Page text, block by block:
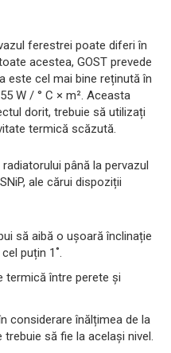
ferestrei poate diferi în
acestea, GOST prevede
este cel mai bine reținută în
W / ° С × m². Aceasta
dorit, trebuie să utilizați
termică scăzută.
până la pervazul
ale cărui dispoziții
să aibă o ușoară înclinație
puțin 1˚.
termică între perete și
considerare înălțimea de la
să fie la același nivel.